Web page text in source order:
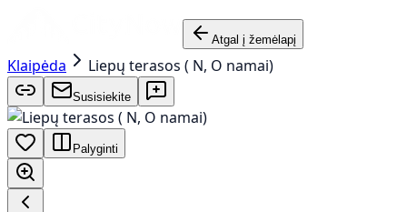
Atgal į žemėlapį
Klaipėda Liepų terasos ( N, O namai)
Susisiekite
Palyginti